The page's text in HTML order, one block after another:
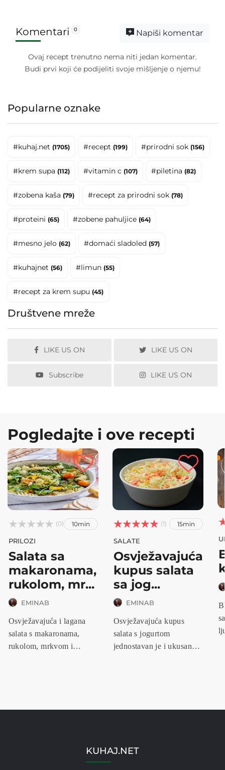
Komentari 0 Napiši komentar
Ovaj recept trenutno nema niti jedan komentar.
Budi prvi koji će podijeliti svoje mišljenje o njemu!
Popularne oznake
#kuhaj.net (1705) #recept (199) #prirodni sok (156)
#krem supa (112) #vitamin c (107) #piletina (82)
#zobena kaša (79) #recept za prirodni sok (78)
#proteini (65) #zobene pahuljice (64)
#mesno jelo (62) #domaći sladoled (57)
#kuhajnet (56) #limun (55)
#recept za krem supu (45)
Društvene mreže
LIKE US ON LIKE US ON
Subscribe LIKE US ON
Pogledajte i ove recepti


 (0) 10min
PRILOZI
Salata sa
makaronama,
rukolom, mr...
EMINAB
Osvježavajuća i lagana
salata s makaronama,
rukolom, mrkvom i


 (1) 15min
SALATE
Osvježavajuća
kupus salata
sa jog...
EMINAB
Osvježavajuća kupus
salata s jogurtom
jednostavan je i ukusan
KUHAJ.NET